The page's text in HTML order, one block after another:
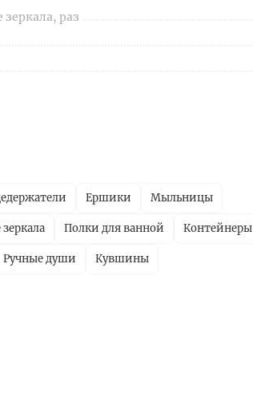
раз
Ершики Мыльницы
Полки для ванной Контейнеры
Ручные души Кувшины